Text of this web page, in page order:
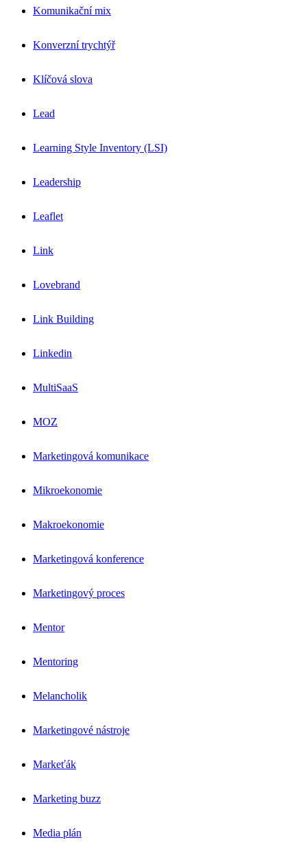
Komunikační mix
Konverzní trychtýř
Klíčová slova
Lead
Learning Style Inventory (LSI)
Leadership
Leaflet
Link
Lovebrand
Link Building
Linkedin
MultiSaaS
MOZ
Marketingová komunikace
Mikroekonomie
Makroekonomie
Marketingová konference
Marketingový proces
Mentor
Mentoring
Melancholik
Marketingové nástroje
Markeťák
Marketing buzz
Media plán